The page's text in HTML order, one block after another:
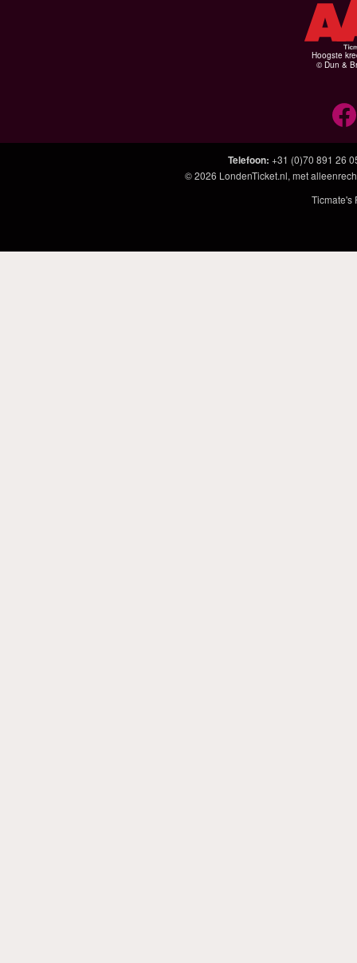
Hoogste
© Dun &
Telefoon: +31 (0)70 891 26
© 2026 LondenTicket.nl, met
Ticmate's